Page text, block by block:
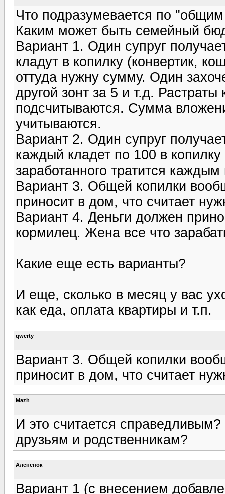
Что подразумевается по
Каким может быть семейный
Вариант 1. Один супруг
кладут в копилку (конвертик,
оттуда нужну сумму. Один
другой зонт за 5 и т.д.
подсчитываются. Сумма
учитываются.
Вариант 2. Один супруг
каждый кладет по 100 в
заработанного тратится
Вариант 3. Общей копилки
приносит в дом, что считает
Вариант 4. Деньги должен
кормилец. Жена все что
Какие еще есть варианты?
И еще, сколько в месяц у вас
как еда, оплата квартиры и т.п.
qwerty
Вариант 3. Общей копилки
приносит в дом, что считает
Mazh
И это считается
друзьям и родственникам?
Аленёнок
Вариант 1 (с внесением